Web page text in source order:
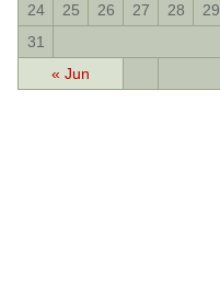
« Jun
24
25 26 27 28 29
31